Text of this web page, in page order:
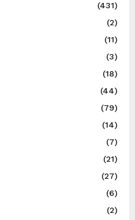
(431)
(2)
(11)
(3)
(18)
(44)
(79)
(14)
(7)
(21)
(27)
(6)
(2)